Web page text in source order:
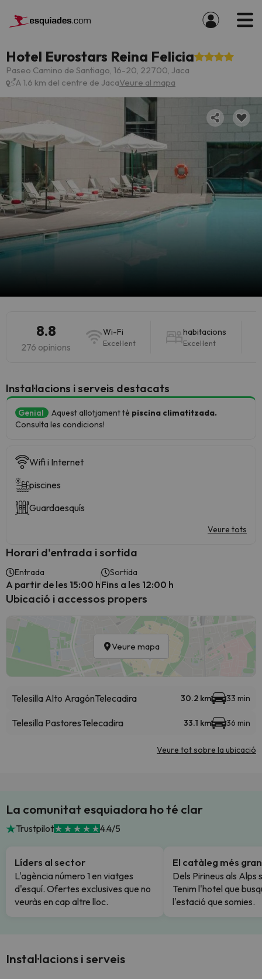
Hotel Eurostars Reina Felicia
Paseo Camino de Santiago, 16-20, 22700, Jaca
A 1.6 km del centre de JacaVeure al mapa
8.8
276 opinions
Wi-Fi
Excel·lent
habitacions
Excel·lent
Instal·lacions i serveis destacats
Genial Aquest allotjament té piscina climatitzada.
Consulta les condicions!
Wifi i Internet
piscines
Guardaesquís
Veure tots
Horari d'entrada i sortida
Entrada
A partir de les 15:00 h
Sortida
Fins a les 12:00 h
Ubicació i accessos propers
Veure mapa
Telesilla Alto AragónTelecadira 30.2 km 33 min
Telesilla PastoresTelecadira 33.1 km 36 min
Veure tot sobre la ubicació
La comunitat esquiadora ho té clar
Trustpilot 4.4/5
Líders al sector
L'agència número 1 en viatges
d'esquí. Ofertes exclusives que no
veuràs en cap altre lloc.
El catàleg més gran
Dels Pirineus als Alps
Tenim l'hotel que
l'estació que somies.
Instal·lacions i serveis